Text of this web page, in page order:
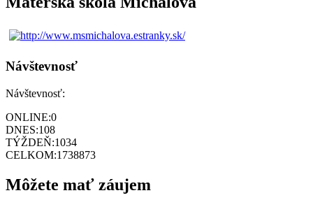
Návštevnosť
Návštevnosť:
ONLINE:0
DNES:108
TÝŽDEŇ:1034
CELKOM:1738873
Môžete mať záujem